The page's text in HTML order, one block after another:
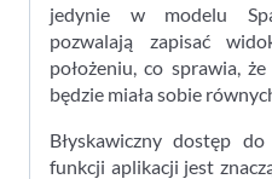
jedynie w modelu
pozwalają zapisać
położeniu, co sprawia,
będzie miała sobie
Błyskawiczny dostęp
funkcji aplikacji jest